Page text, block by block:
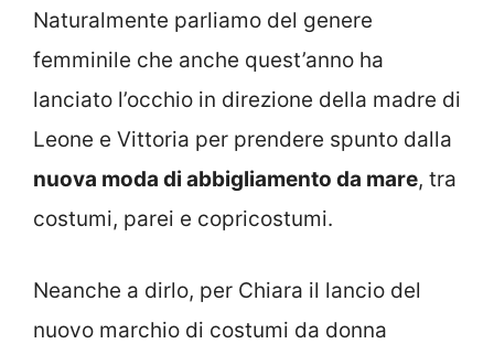
Naturalmente parliamo del genere
femminile che anche quest’anno ha
lanciato l’occhio in direzione della madre di
Leone e Vittoria per prendere spunto dalla
nuova moda di abbigliamento da mare, tra
costumi, parei e copricostumi.
Neanche a dirlo, per Chiara il lancio del
nuovo marchio di costumi da donna